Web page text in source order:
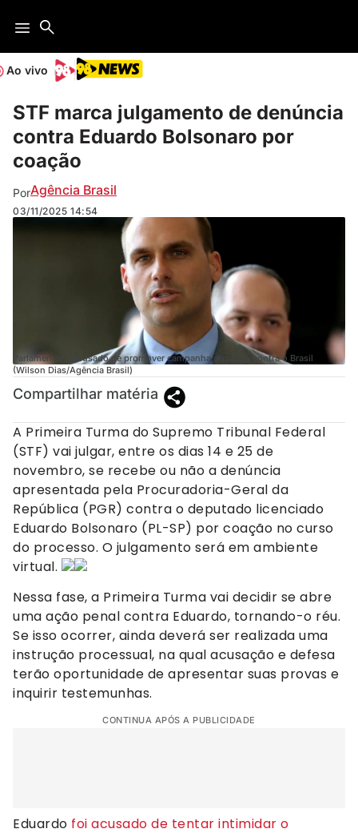
Ao vivo
STF marca julgamento de denúncia
contra Eduardo Bolsonaro por
coação
PorAgência Brasil
03/11/2025 14:54
Parlamentar é acusado de promover campanha dos EUA contra o Brasil
(Wilson Dias/Agência Brasil)
Compartilhar matéria
A Primeira Turma do Supremo Tribunal Federal
(STF) vai julgar, entre os dias 14 e 25 de
novembro, se recebe ou não a denúncia
apresentada pela Procuradoria-Geral da
República (PGR) contra o deputado licenciado
Eduardo Bolsonaro (PL-SP) por coação no curso
do processo. O julgamento será em ambiente
virtual.
Nessa fase, a Primeira Turma vai decidir se abre
uma ação penal contra Eduardo, tornando-o réu.
Se isso ocorrer, ainda deverá ser realizada uma
instrução processual, na qual acusação e defesa
terão oportunidade de apresentar suas provas e
inquirir testemunhas.
CONTINUA APÓS A PUBLICIDADE
Eduardo foi acusado de tentar intimidar o